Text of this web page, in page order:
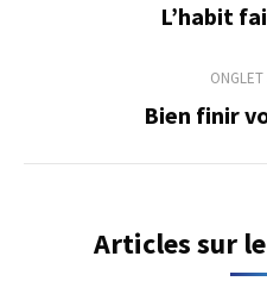
commentaire
L’habit
Bien finir
Articles sur